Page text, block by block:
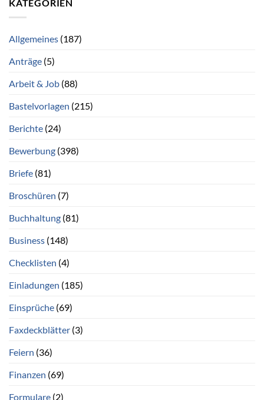
KATEGORIEN
Allgemeines (187)
Anträge (5)
Arbeit & Job (88)
Bastelvorlagen (215)
Berichte (24)
Bewerbung (398)
Briefe (81)
Broschüren (7)
Buchhaltung (81)
Business (148)
Checklisten (4)
Einladungen (185)
Einsprüche (69)
Faxdeckblätter (3)
Feiern (36)
Finanzen (69)
Formulare (2)